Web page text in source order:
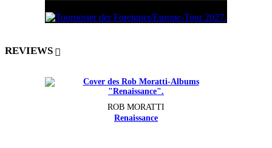
REVIEWS
ROB MORATTI
Renaissance